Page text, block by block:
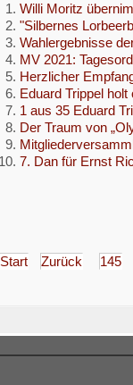
Willi Moritz
"Silbernes
Wahlergebnisse
MV 2021:
Herzlicher
Eduard Trippel
1 aus 35 Eduard
Der Traum von
7. Dan für Ernst
Start Zurück 145